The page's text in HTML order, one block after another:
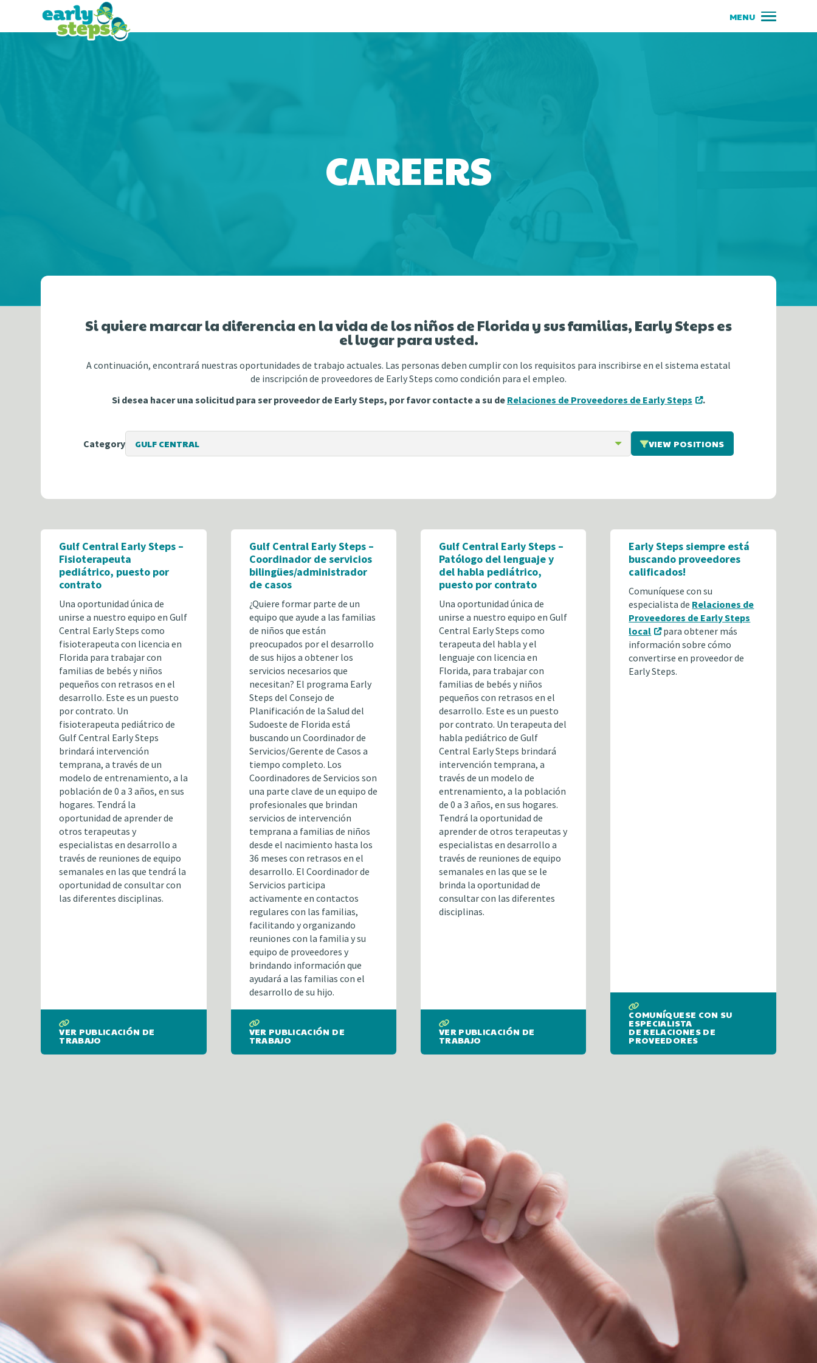
CAREERS
Si quiere marcar la diferencia en la vida de los niños de Florida y sus familias, Early Steps es
el lugar para usted.
A continuación, encontrará nuestras oportunidades de trabajo actuales. Las personas deben cumplir con los requisitos para inscribirse en el sistema estatal
de inscripción de proveedores de Early Steps como condición para el empleo.
Si desea hacer una solicitud para ser proveedor de Early Steps, por favor contacte a su de Relaciones de Proveedores de Early Steps .
Category VIEW POSITIONS
Gulf Central Early Steps –
Fisioterapeuta
pediátrico, puesto por
contrato
Una oportunidad única de
unirse a nuestro equipo en Gulf
Central Early Steps como
fisioterapeuta con licencia en
Florida para trabajar con
familias de bebés y niños
pequeños con retrasos en el
desarrollo. Este es un puesto
por contrato. Un
fisioterapeuta pediátrico de
Gulf Central Early Steps
brindará intervención
temprana, a través de un
modelo de entrenamiento, a la
población de 0 a 3 años, en sus
hogares. Tendrá la
oportunidad de aprender de
otros terapeutas y
especialistas en desarrollo a
través de reuniones de equipo
semanales en las que tendrá la
oportunidad de consultar con
las diferentes disciplinas.
VER PUBLICACIÓN DE
TRABAJO
Gulf Central Early Steps –
Coordinador de servicios
bilingües/administrador
de casos
¿Quiere formar parte de un
equipo que ayude a las familias
de niños que están
preocupados por el desarrollo
de sus hijos a obtener los
servicios necesarios que
necesitan? El programa Early
Steps del Consejo de
Planificación de la Salud del
Sudoeste de Florida está
buscando un Coordinador de
Servicios/Gerente de Casos a
tiempo completo. Los
Coordinadores de Servicios son
una parte clave de un equipo de
profesionales que brindan
servicios de intervención
temprana a familias de niños
desde el nacimiento hasta los
36 meses con retrasos en el
desarrollo. El Coordinador de
Servicios participa
activamente en contactos
regulares con las familias,
facilitando y organizando
reuniones con la familia y su
equipo de proveedores y
brindando información que
ayudará a las familias con el
desarrollo de su hijo.
VER PUBLICACIÓN DE
TRABAJO
Gulf Central Early Steps –
Patólogo del lenguaje y
del habla pediátrico,
puesto por contrato
Una oportunidad única de
unirse a nuestro equipo en Gulf
Central Early Steps como
terapeuta del habla y el
lenguaje con licencia en
Florida, para trabajar con
familias de bebés y niños
pequeños con retrasos en el
desarrollo. Este es un puesto
por contrato. Un terapeuta del
habla pediátrico de Gulf
Central Early Steps brindará
intervención temprana, a
través de un modelo de
entrenamiento, a la población
de 0 a 3 años, en sus hogares.
Tendrá la oportunidad de
aprender de otros terapeutas y
especialistas en desarrollo a
través de reuniones de equipo
semanales en las que se le
brinda la oportunidad de
consultar con las diferentes
disciplinas.
VER PUBLICACIÓN DE
TRABAJO
Early Steps siempre está
buscando proveedores
calificados!
Comuníquese con su
especialista de Relaciones de
Proveedores de Early Steps
local
para obtener más
información sobre cómo
convertirse en proveedor de
Early Steps.
COMUNÍQUESE CON SU
ESPECIALISTA
DE RELACIONES DE
PROVEEDORES